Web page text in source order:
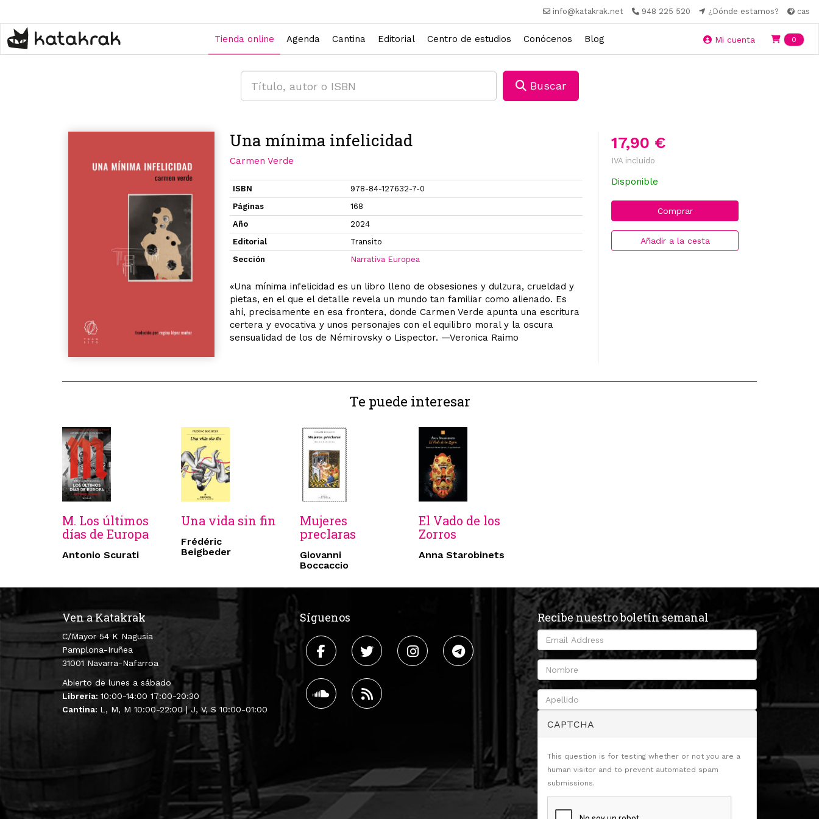
contenido
principal
info@katakrak.net 948 225 520 ¿Dónde estamos? cas
Tienda online Agenda Cantina Editorial Centro de estudios Conócenos Blog Mi cuenta 0
Buscar
17,90 €
IVA incluido
Disponible
Comprar
Añadir a la cesta
Una mínima infelicidad
Carmen Verde
ISBN
978-84-127632-7-0
Páginas
168
Año
2024
Editorial
Transito
Sección
Narrativa Europea
«Una mínima infelicidad es un libro lleno de obsesiones y dulzura, crueldad y
pietas, en el que el detalle revela un mundo tan familiar como alienado. Es
ahí, precisamente en esa frontera, donde Carmen Verde apunta una escritura
certera y evocativa y unos personajes con el equilibro moral y la oscura
sensualidad de los de Némirovsky o Lispector. —Veronica Raimo
Te puede interesar
M. Los últimos
días de Europa
Antonio Scurati
Una vida sin fin
Frédéric
Beigbeder
Mujeres
preclaras
Giovanni
Boccaccio
El Vado de los
Zorros
Anna Starobinets
Ven a Katakrak
C/Mayor 54 K Nagusia
Pamplona-Iruñea
31001 Navarra-Nafarroa
Abierto de lunes a sábado
Librería: 10:00-14:00 17:00-20:30
Cantina: L, M, M 10:00-22:00 | J, V, S 10:00-01:00
Síguenos Recibe nuestro boletín semanal
CAPTCHA
This question is for testing whether or not you are a
human visitor and to prevent automated spam
submissions.